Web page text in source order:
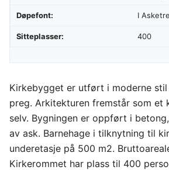
Døpefont: I
Sitteplasser: 400
Kirkebygget er utført i moderne
preg. Arkitekturen fremstår som et
selv. Bygningen er oppført i
av ask. Barnehage i tilknytning til
underetasje på 500 m2.
Kirkerommet har plass til 400